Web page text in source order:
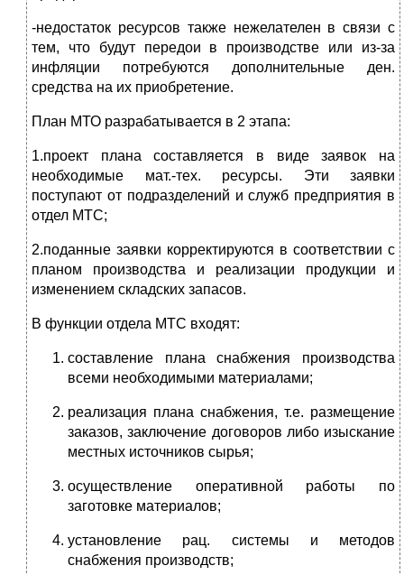
-недостаток ресурсов также нежелателен в связи с
тем, что будут передои в производстве или из-за
инфляции потребуются дополнительные ден.
средства на их приобретение.
План МТО разрабатывается в 2 этапа:
1.проект плана составляется в виде заявок на
необходимые мат.-тех. ресурсы. Эти заявки
поступают от подразделений и служб предприятия в
отдел МТС;
2.поданные заявки корректируются в соответствии с
планом производства и реализации продукции и
изменением складских запасов.
В функции отдела МТС входят:
составление плана снабжения производства
всеми необходимыми материалами;
реализация плана снабжения, т.е. размещение
заказов, заключение договоров либо изыскание
местных источников сырья;
осуществление оперативной работы по
заготовке материалов;
установление рац. системы и методов
снабжения производств;